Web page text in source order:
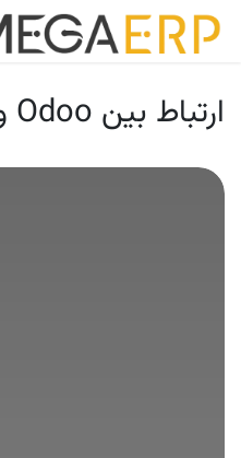
پرش به محتوا
ارتباط بین Odoo و ایزابل و free pbx